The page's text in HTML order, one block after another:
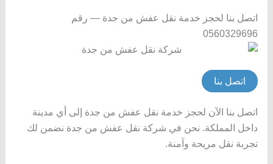
اتصل بنا لحجز خدمة نقل عفش من جدة — رقم
0560329696
اتصل بنا
اتصل بنا الآن لحجز خدمة نقل عفش من جدة إلى أي مدينة
داخل المملكة. نحن في شركة نقل عفش من جدة نضمن لك
تجربة نقل مريحة وآمنة.